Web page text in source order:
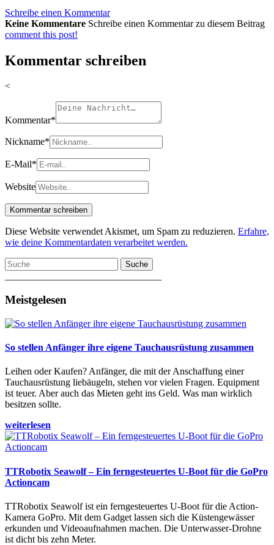
Schreibe einen Kommentar
Keine Kommentare Schreibe einen Kommentar zu diesem Beitrag
comment this post!
Kommentar schreiben
<
Kommentar*
Nickname*
E-Mail*
Website
Diese Website verwendet Akismet, um Spam zu reduzieren. Erfahre,
wie deine Kommentardaten verarbeitet werden.
Suche
Meistgelesen
So stellen Anfänger ihre eigene Tauchausrüstung zusammen
Leihen oder Kaufen? Anfänger, die mit der Anschaffung einer
Tauchausrüstung liebäugeln, stehen vor vielen Fragen. Equipment
ist teuer. Aber auch das Mieten geht ins Geld. Was man wirklich
besitzen sollte.
weiterlesen
TTRobotix Seawolf – Ein ferngesteuertes U-Boot für die GoPro
Actioncam
TTRobotix Seawolf ist ein ferngesteuertes U-Boot für die Action-
Kamera GoPro. Mit dem Gadget lassen sich die Küstengewässer
erkunden und Videoaufnahmen machen. Die Unterwasser-Drohne
ist dicht bis zehn Meter.